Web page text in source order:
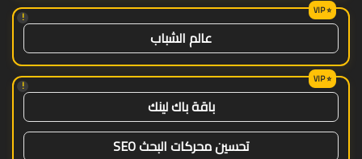
!
عالم الشباب
!
باقة باك لينك
تحسين محركات البحث SEO